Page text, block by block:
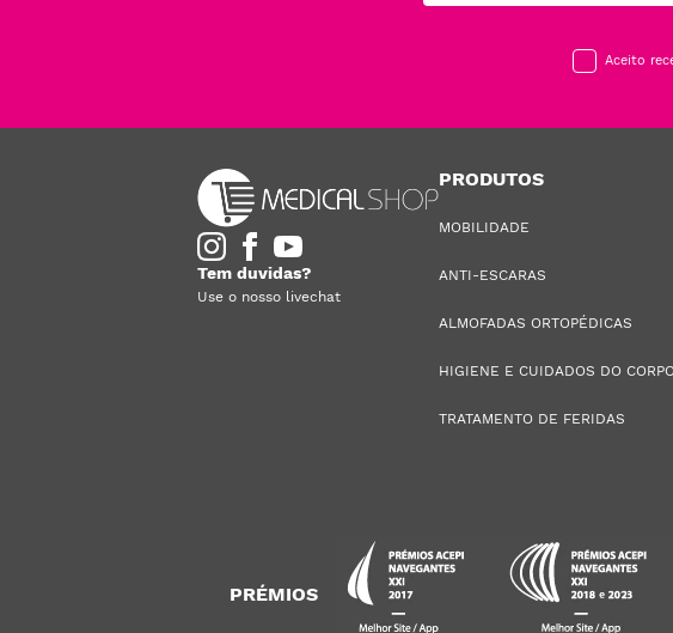
Aceito
Tem duvidas?
Use o nosso livechat
PRODUTOS
MOBILIDADE
ANTI-ESCARAS
ALMOFADAS ORTOPÉDICAS
HIGIENE E CUIDADOS DO CORPO
TRATAMENTO DE FERIDAS
PRÉMIOS